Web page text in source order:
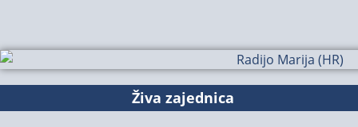
Živa zajednica